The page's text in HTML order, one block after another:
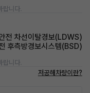
랍니다.
전 차선이탈경보(LDWS)
후측방경보시스템(BSD)
랍니다.
저공해차량이란?